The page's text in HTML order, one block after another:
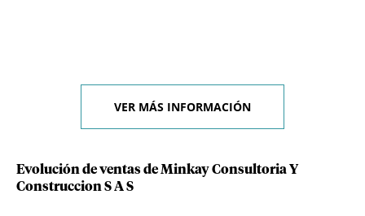
VER MÁS INFORMACIÓN
Evolución de ventas de Minkay Consultoria Y
Construccion S A S